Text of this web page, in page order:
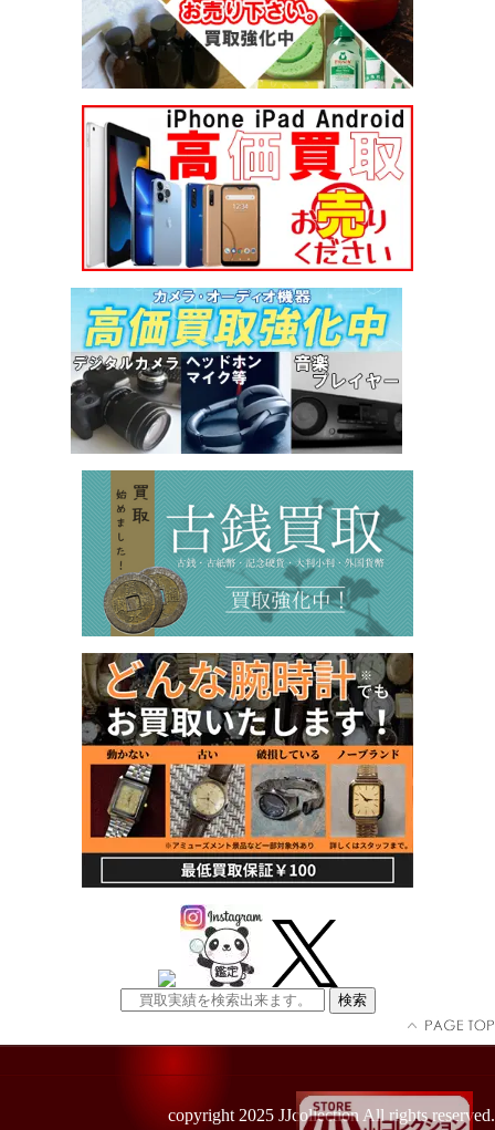
copyright 2025 JJcollection All rights reserved.